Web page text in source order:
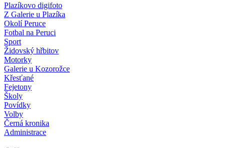
Plazíkovo digifoto
Z Galerie u Plazíka
Okolí Peruce
Fotbal na Peruci
Sport
Židovský hřbitov
Motorky
Galerie u Kozorožce
Křesťané
Fejetony
Školy
Povídky
Volby
Černá kronika
Administrace